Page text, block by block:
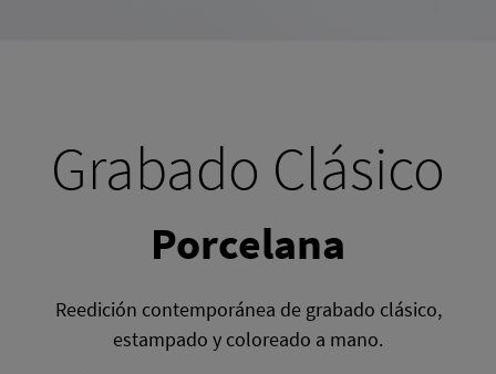
Grabado Clásico
Porcelana
Reedición contemporánea de grabado clásico,
estampado y coloreado a mano.